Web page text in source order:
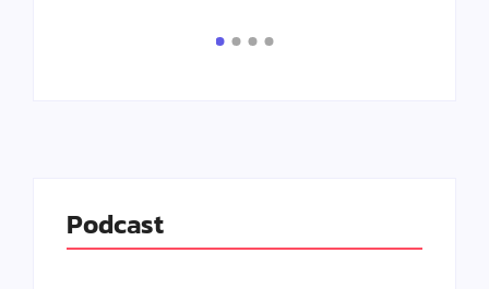
Podcast